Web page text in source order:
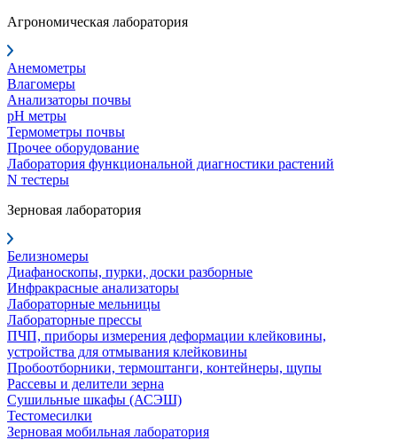
Агрономическая лаборатория
Анемометры
Влагомеры
Анализаторы почвы
pH метры
Термометры почвы
Прочее оборудование
Лаборатория функциональной диагностики растений
N тестеры
Зерновая лаборатория
Белизномеры
Диафаноскопы, пурки, доски разборные
Инфракрасные анализаторы
Лабораторные мельницы
Лабораторные прессы
ПЧП, приборы измерения деформации клейковины,
устройства для отмывания клейковины
Пробоотборники, термоштанги, контейнеры, щупы
Рассевы и делители зерна
Сушильные шкафы (АСЭШ)
Тестомесилки
Зерновая мобильная лаборатория